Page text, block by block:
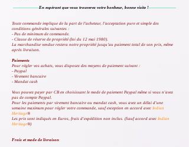
----------------------En espérant que vous trouverez votre bonheur, bonne visite !-----------------------
Toute commande implique de la part de l’acheteur, l’acceptation pure et simple des
conditions générales suivantes :
- Pas de minimum de commande.
- Clause de réserve de propriété (loi du 12 mai 1980).
La marchandise vendue restera notre propriété jusqu’au paiement total de son prix, même
après livraison.
Paiements
Pour régler vos achats, vous disposez des moyens de paiement suivant :
- Paypal
- Virement bancaire
- Mandat cash
Vous pouvez payer par CB en choisissant le mode de paiement Paypal même si vous n'avez
pas de compte Paypal.
Pour les paiements par virement bancaire ou mandat cash, vous avez un délai d'une
semaine maximum pour régler votre commande, sauf exception en accord avec Indian
Heritage®
Les prix sont indiqués en Euros, frais d'expédition non inclus. (Sauf accord avec Indian
Heritage®)
Frais et mode de livraison